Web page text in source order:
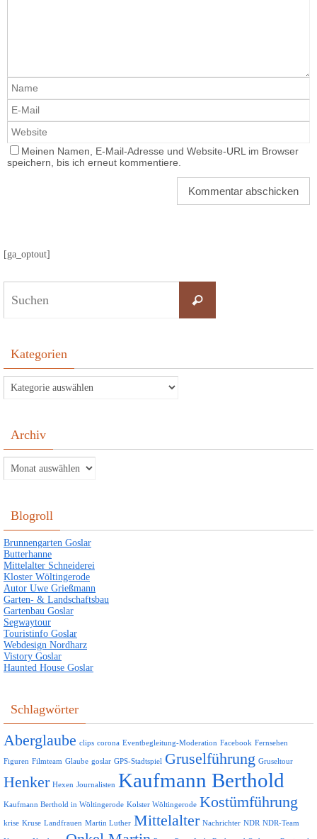
Meinen Namen, E-Mail-Adresse und Website-URL im Browser
speichern, bis ich erneut kommentiere.
[ga_optout]
Suchen
Kategorien
Archiv
Blogroll
Brunnengarten Goslar
Butterhanne
Mittelalter Schneiderei
Kloster Wöltingerode
Autor Uwe Grießmann
Garten- & Landschaftsbau
Gartenbau Goslar
Segwaytour
Touristinfo Goslar
Webdesign Nordharz
Vistory Goslar
Haunted House Goslar
Schlagwörter
Aberglaube clips corona Eventbegleitung-Moderation Facebook Fernsehen
Figuren Filmteam Glaube goslar GPS-Stadtspiel Gruselführung Gruseltour
Henker Hexen Journalisten Kaufmann Berthold
Kaufmann Berthold in Wöltingerode Kolster Wöltingerode Kostümführung
krise Kruse Landfrauen Martin Luther Mittelalter Nachrichter NDR NDR-Team